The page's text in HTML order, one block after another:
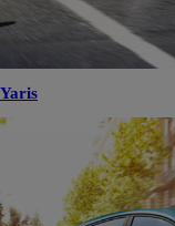
Yaris